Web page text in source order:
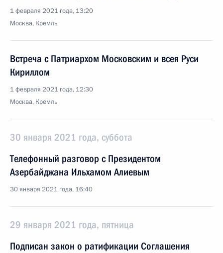
1 февраля 2021 года, 13:20
Москва, Кремль
Встреча с Патриархом Московским и всея Руси
Кириллом
1 февраля 2021 года, 12:30
Москва, Кремль
30 января 2021 года, суббота
Телефонный разговор с Президентом
Азербайджана Ильхамом Алиевым
30 января 2021 года, 16:40
29 января 2021 года, пятница
Подписан закон о ратификации Соглашения